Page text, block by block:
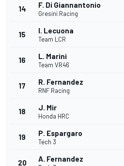
14 F. Di Giannantonio
Gresini Racing
15 I. Lecuona
Team LCR
16 L. Marini
Team VR46
17 R. Fernandez
RNF Racing
18 J. Mir
Honda HRC
19 P. Espargaro
Tech 3
20 A. Fernandez